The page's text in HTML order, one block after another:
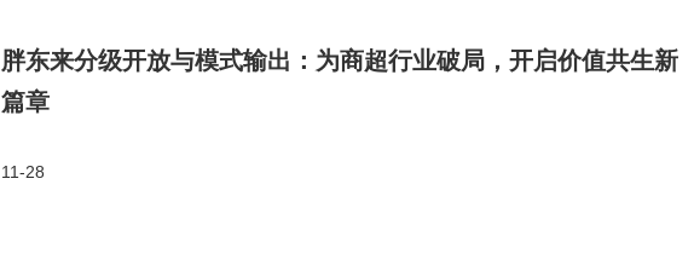
胖东来分级开放与模式输出：为商超行业破局，开启价值共生新
篇章
11-28